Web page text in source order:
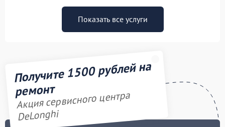
Показать все услуги
Получите 1500 рублей на
ремонт
Акция сервисного центра
DeLonghi